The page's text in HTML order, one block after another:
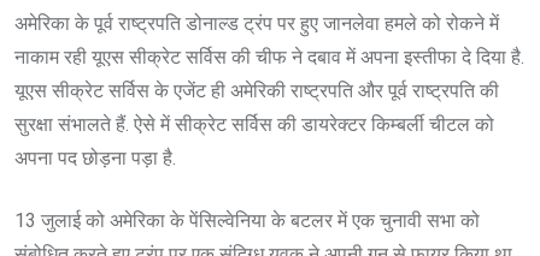
अमेरिका के पूर्व राष्ट्रपति डोनाल्ड ट्रंप पर हुए जानलेवा हमले को रोकने में
नाकाम रही यूएस सीक्रेट सर्विस की चीफ ने दबाव में अपना इस्तीफा दे दिया है.
यूएस सीक्रेट सर्विस के एजेंट ही अमेरिकी राष्ट्रपति और पूर्व राष्ट्रपति की
सुरक्षा संभालते हैं. ऐसे में सीक्रेट सर्विस की डायरेक्टर किम्बर्ली चीटल को
अपना पद छोड़ना पड़ा है.
13 जुलाई को अमेरिका के पेंसिल्वेनिया के बटलर में एक चुनावी सभा को